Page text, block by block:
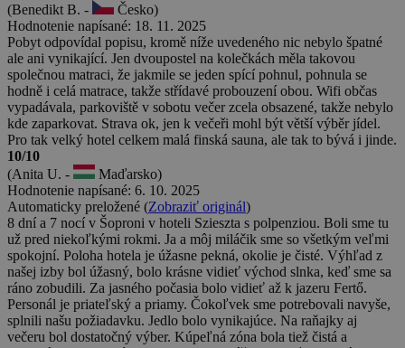
(Benedikt B. -
Česko)
Hodnotenie napísané: 18. 11. 2025
Pobyt odpovídal popisu, kromě níže uvedeného nic nebylo špatné
ale ani vynikající. Jen dvoupostel na kolečkách měla takovou
společnou matraci, že jakmile se jeden spící pohnul, pohnula se
hodně i celá matrace, takže střídavé probouzení obou. Wifi občas
vypadávala, parkoviště v sobotu večer zcela obsazené, takže nebylo
kde zaparkovat. Strava ok, jen k večeři mohl být větší výběr jídel.
Pro tak velký hotel celkem malá finská sauna, ale tak to bývá i jinde.
10/10
(Anita U. -
Maďarsko)
Hodnotenie napísané: 6. 10. 2025
Automaticky preložené (Zobraziť originál)
8 dní a 7 nocí v Šoproni v hoteli Szieszta s polpenziou. Boli sme tu
už pred niekoľkými rokmi. Ja a môj miláčik sme so všetkým veľmi
spokojní. Poloha hotela je úžasne pekná, okolie je čisté. Výhľad z
našej izby bol úžasný, bolo krásne vidieť východ slnka, keď sme sa
ráno zobudili. Za jasného počasia bolo vidieť až k jazeru Fertő.
Personál je priateľský a priamy. Čokoľvek sme potrebovali navyše,
splnili našu požiadavku. Jedlo bolo vynikajúce. Na raňajky aj
večeru bol dostatočný výber. Kúpeľná zóna bola tiež čistá a